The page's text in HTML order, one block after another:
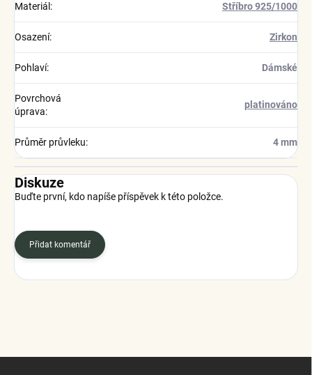
Materiál : Stříbro 925/1000
Osazení: Zirkon
Pohlaví: Dámské
Povrchová
úprava:
platinováno
Průměr průvleku: 4 mm
Diskuze
Buďte první, kdo napíše příspěvek k této položce.
Přidat komentář